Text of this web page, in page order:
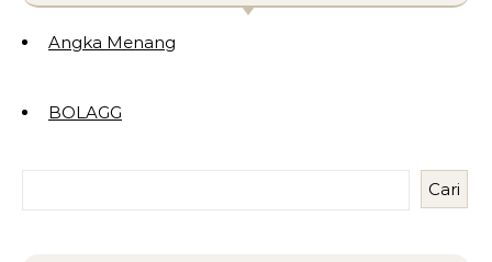
Angka Menang
BOLAGG
Cari